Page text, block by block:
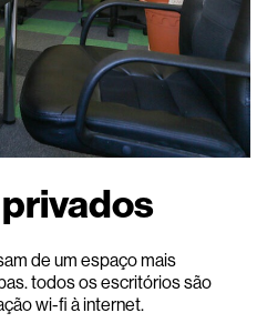
de um espaço mais
todos os escritórios são
wi-fi à internet.